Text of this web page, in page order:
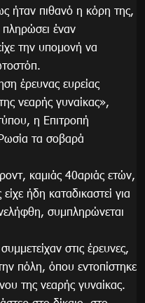
ήταν πιθανό η κόρη της,
έναν
την υπομονή να
έρευνας ευρείας
νεαρής γυναίκας»,
η Επιτροπή
τα σοβαρά
καμιάς 40αριάς ετών,
ήδη καταδικαστεί για
συμπληρώνεται
στις έρευνες,
πόλη, όπου εντοπίστηκε
της νεαρής γυναίκας.